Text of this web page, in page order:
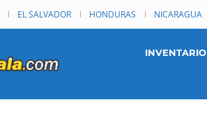
EL SALVADOR HONDURAS NICARAGUA
INVENTARIO